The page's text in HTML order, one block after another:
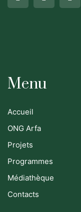
Menu
Accueil
ONG Arfa
Projets
Programmes
Médiathèque
Contacts